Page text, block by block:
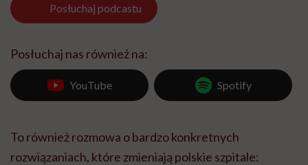
Posłuchaj podcastu
Posłuchaj nas również na:
YouTube Spotify
To również rozmowa o bardzo konkretnych
rozwiązaniach, które zmieniają polskie szpitale: